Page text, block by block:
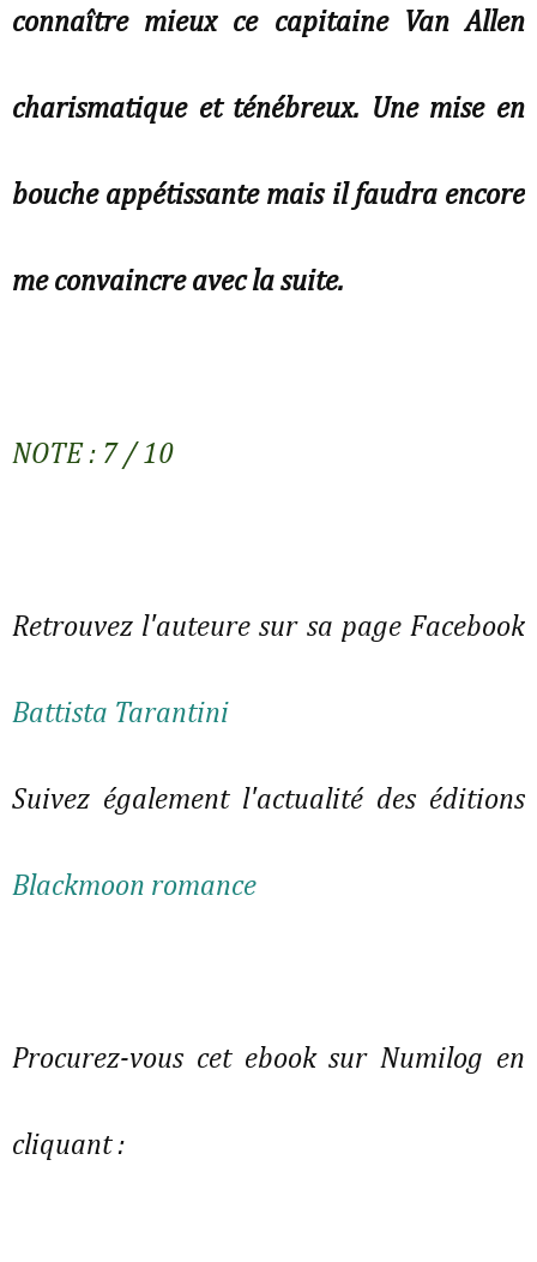
connaître mieux ce capitaine Van Allen
charismatique et ténébreux. Une mise en
bouche appétissante mais il faudra encore
me convaincre avec la suite.
NOTE : 7 / 10
Retrouvez l'auteure sur sa page Facebook
Battista Tarantini
Suivez également l'actualité des éditions
Blackmoon romance
Procurez-vous cet ebook sur Numilog en
cliquant :